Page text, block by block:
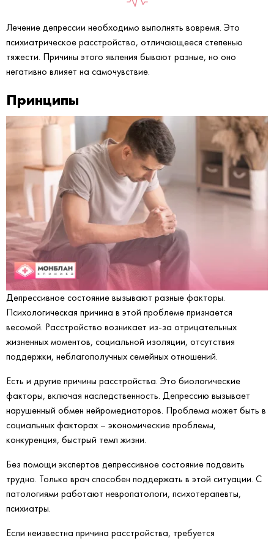
Лечение депрессии необходимо выполнять вовремя. Это
психиатрическое расстройство, отличающееся степенью
тяжести. Причины этого явления бывают разные, но оно
негативно влияет на самочувствие.
Принципы
Депрессивное состояние вызывают разные факторы.
Психологическая причина в этой проблеме признается
весомой. Расстройство возникает из-за отрицательных
жизненных моментов, социальной изоляции, отсутствия
поддержки, неблагополучных семейных отношений.
Есть и другие причины расстройства. Это биологические
факторы, включая наследственность. Депрессию вызывает
нарушенный обмен нейромедиаторов. Проблема может быть в
социальных факторах – экономические проблемы,
конкуренция, быстрый темп жизни.
Без помощи экспертов депрессивное состояние подавить
трудно. Только врач способен поддержать в этой ситуации. С
патологиями работают невропатологи, психотерапевты,
психиатры.
Если неизвестна причина расстройства, требуется